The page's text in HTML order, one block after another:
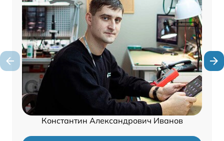
Константин Александрович Иванов